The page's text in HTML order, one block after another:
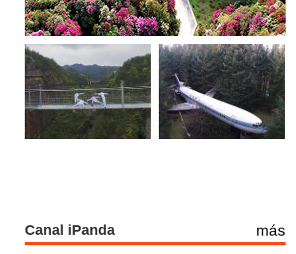
Canal iPanda más